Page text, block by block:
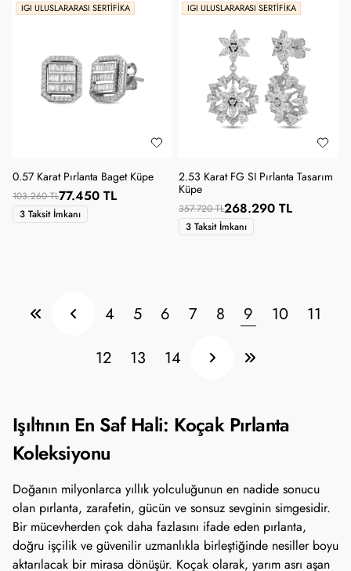
IGI ULUSLARARASI SERTIFIKA
0.57 Karat Pırlanta Baget Küpe
103.260 TL77.450 TL
3 Taksit İmkanı
IGI ULUSLARARASI SERTIFIKA
2.53 Karat FG SI Pırlanta Tasarım
Küpe
357.720 TL268.290 TL
3 Taksit İmkanı
4 5 6 7 8 9 10
11
12
13 14
Işıltının En Saf Hali: Koçak Pırlanta
Koleksiyonu
Doğanın milyonlarca yıllık yolculuğunun en nadide sonucu
olan pırlanta, zarafetin, gücün ve sonsuz sevginin simgesidir.
Bir mücevherden çok daha fazlasını ifade eden pırlanta,
doğru işçilik ve güvenilir uzmanlıkla birleştiğinde nesiller boyu
aktarılacak bir mirasa dönüşür. Koçak olarak, yarım asrı aşan